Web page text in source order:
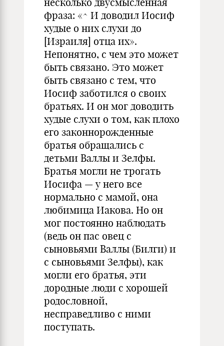
фраза: «^ И доводил Иосиф
худые о них слухи до
[Израиля] отца их».
Непонятно, с чем это может
быть связано. Это может
быть связано с тем, что
Иосиф заботился о своих
братьях. И он мог доводить
худые слухи о том, как плохо
его законнорожденные
братья обращались с
детьми Валлы и Зелфы.
Братья могли не трогать
Иосифа — у него все
нормально с мамой, она
любимица Иакова. Но он
мог постоянно наблюдать
(ведь он пас овец с
сыновьями Валлы (Билги) и
с сыновьями Зелфы), как
могли его братья, эти
дородные люди с хорошей
родословной,
несправедливо с ними
поступать.